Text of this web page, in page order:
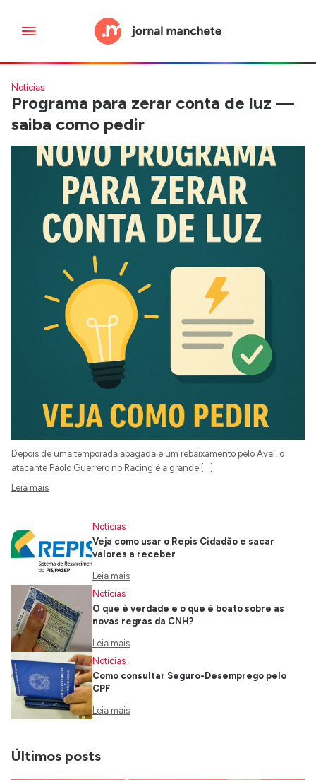
Notícias
Programa para zerar conta de luz —
saiba como pedir
Depois de uma temporada apagada e um rebaixamento pelo Avaí, o
atacante Paolo Guerrero no Racing é a grande […]
Leia mais
Notícias
Veja como usar o Repis Cidadão e sacar
valores a receber
Leia mais
Notícias
O que é verdade e o que é boato sobre as
novas regras da CNH?
Leia mais
Notícias
Como consultar Seguro-Desemprego pelo
CPF
Leia mais
Últimos posts